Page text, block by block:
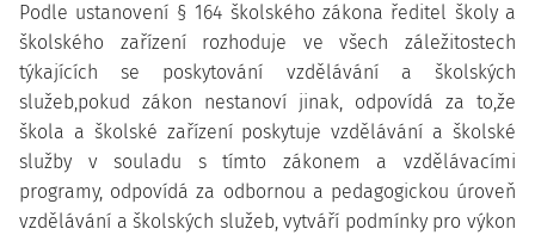
Podle ustanovení § 164 školského zákona ředitel školy a
školského zařízení rozhoduje ve všech záležitostech
týkajících se poskytování vzdělávání a školských
služeb,pokud zákon nestanoví jinak, odpovídá za to,že
škola a školské zařízení poskytuje vzdělávání a školské
služby v souladu s tímto zákonem a vzdělávacími
programy, odpovídá za odbornou a pedagogickou úroveň
vzdělávání a školských služeb, vytváří podmínky pro výkon